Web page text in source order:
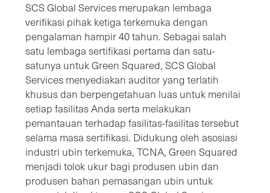
SCS Global Services merupakan lembaga
verifikasi pihak ketiga terkemuka dengan
pengalaman hampir 40 tahun. Sebagai salah
satu lembaga sertifikasi pertama dan satu-
satunya untuk Green Squared, SCS Global
Services menyediakan auditor yang terlatih
khusus dan berpengetahuan luas untuk menilai
setiap fasilitas Anda serta melakukan
pemantauan terhadap fasilitas-fasilitas tersebut
selama masa sertifikasi. Didukung oleh asosiasi
industri ubin terkemuka, TCNA, Green Squared
menjadi tolok ukur bagi produsen ubin dan
produsen bahan pemasangan ubin untuk